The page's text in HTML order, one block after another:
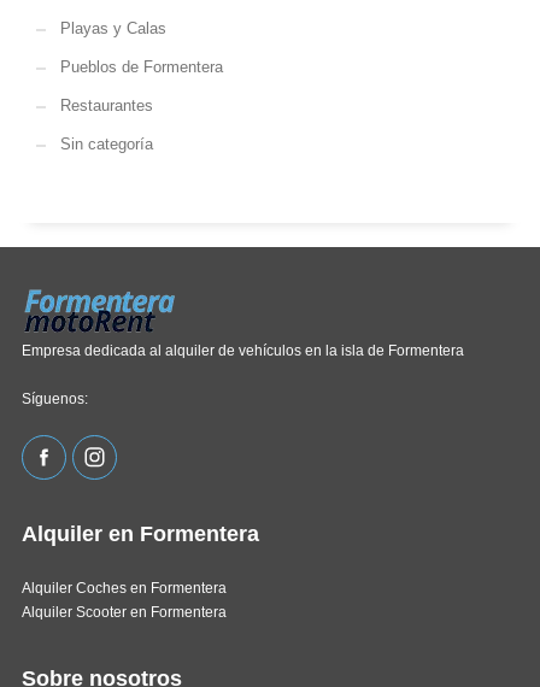
Playas y Calas
Pueblos de Formentera
Restaurantes
Sin categoría
Empresa dedicada al alquiler de vehículos en la isla de Formentera
Síguenos:
Alquiler en Formentera
Alquiler Coches en Formentera
Alquiler Scooter en Formentera
Sobre nosotros